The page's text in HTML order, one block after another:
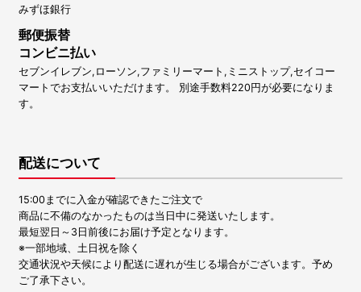
みずほ銀行
郵便振替
コンビニ払い
セブンイレブン,ローソン,ファミリーマート,ミニストップ,セイコー
マートでお支払いいただけます。 別途手数料220円が必要になりま
す。
配送について
15:00までに入金が確認できたご注文で
商品に不備のなかったものは当日中に発送いたします。
最短翌日～3日前後にお届け予定となります。
※一部地域、土日祝を除く
交通状況や天候により配送に遅れが生じる場合がございます。予め
ご了承下さい。